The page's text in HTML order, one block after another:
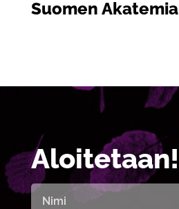
Suomen Akatemia
Aloitetaan!